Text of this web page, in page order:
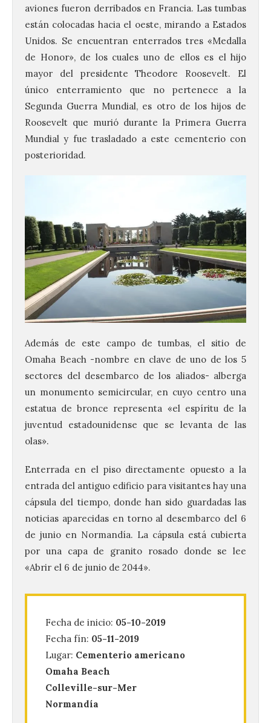
aviones fueron derribados en Francia. Las tumbas
están colocadas hacia el oeste, mirando a Estados
Unidos. Se encuentran enterrados tres «Medalla
de Honor», de los cuales uno de ellos es el hijo
mayor del presidente Theodore Roosevelt. El
único enterramiento que no pertenece a la
Segunda Guerra Mundial, es otro de los hijos de
Roosevelt que murió durante la Primera Guerra
Mundial y fue trasladado a este cementerio con
posterioridad.
Además de este campo de tumbas, el sitio de
Omaha Beach -nombre en clave de uno de los 5
sectores del desembarco de los aliados- alberga
un monumento semicircular, en cuyo centro una
estatua de bronce representa «el espíritu de la
juventud estadounidense que se levanta de las
olas».
Enterrada en el piso directamente opuesto a la
entrada del antiguo edificio para visitantes hay una
cápsula del tiempo, donde han sido guardadas las
noticias aparecidas en torno al desembarco del 6
de junio en Normandía. La cápsula está cubierta
por una capa de granito rosado donde se lee
«Abrir el 6 de junio de 2044».
Fecha de inicio: 05-10-2019
Fecha fín: 05-11-2019
Lugar: Cementerio americano
Omaha Beach
Colleville-sur-Mer
Normandía
de Dulces del Convento a
7 Ago 2026
Tendrá lugar el 9 de
monasterio cisterciense
de Santa María la Real de